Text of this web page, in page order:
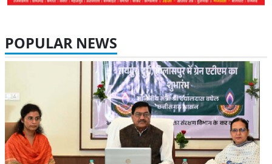
08 Aug 2026 31 Views
पीडीएस प्रणाली में पारदर्शिता के लिए राज्य सरकार की बड़ी पहल- रायपुर,
दुर्ग और बिलासपुर में तीन अन्नपूर्ति ग्रेन एटीएम का शुभारंभ